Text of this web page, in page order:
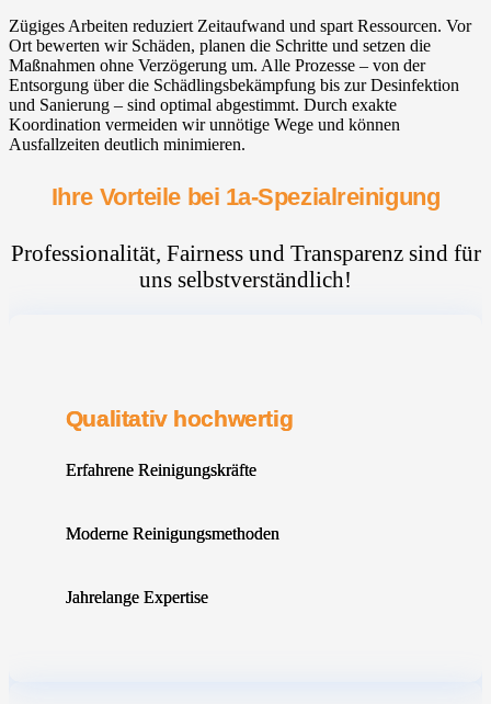
Zügiges Arbeiten reduziert Zeitaufwand und spart Ressourcen. Vor
Ort bewerten wir Schäden, planen die Schritte und setzen die
Maßnahmen ohne Verzögerung um. Alle Prozesse – von der
Entsorgung über die Schädlingsbekämpfung bis zur Desinfektion
und Sanierung – sind optimal abgestimmt. Durch exakte
Koordination vermeiden wir unnötige Wege und können
Ausfallzeiten deutlich minimieren.
Ihre Vorteile bei 1a-Spezialreinigung
Professionalität, Fairness und Transparenz sind für
uns selbstverständlich!
Qualitativ hochwertig
Erfahrene Reinigungskräfte
Moderne Reinigungsmethoden
Jahrelange Expertise